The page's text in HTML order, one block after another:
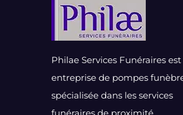
Philae Services Funéraires
entreprise de pompes
spécialisée dans les services
funéraires de proximité.